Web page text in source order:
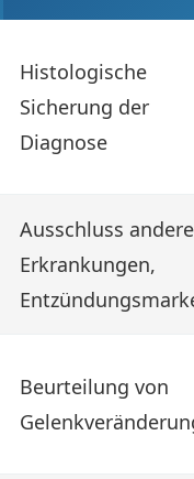
Histologische
Sicherung der
Diagnose
Ausschluss
Erkrankungen,
Beurteilung von